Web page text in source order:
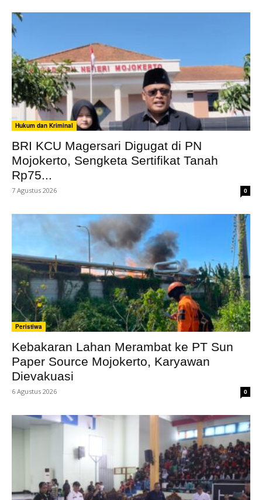
Hukum dan Kriminal
BRI KCU Magersari Digugat di PN
Mojokerto, Sengketa Sertifikat Tanah
Rp75...
7 Agustus 2026 0
Peristiwa
Kebakaran Lahan Merambat ke PT Sun
Paper Source Mojokerto, Karyawan
Dievakuasi
6 Agustus 2026 0